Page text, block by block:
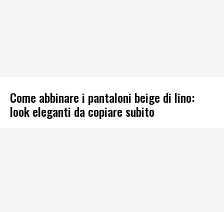
Come abbinare i pantaloni beige di lino:
look eleganti da copiare subito